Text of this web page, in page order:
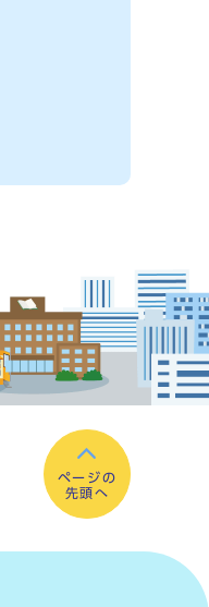
ページの
先頭へ